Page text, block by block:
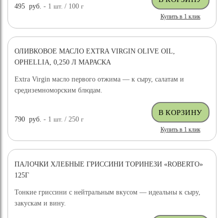
495 руб. - 1шт. / 100г
Купить в 1 клик
ОЛИВКОВОЕ МАСЛО EXTRA VIRGIN OLIVE OIL,
OPHELLIA, 0,250 Л МАРАСКА
Extra Virgin масло первого отжима — к сыру, салатам и
средиземноморским блюдам.
790 руб. - 1шт. / 250г
Купить в 1 клик
ПАЛОЧКИ ХЛЕБНЫЕ ГРИССИНИ ТОРИНЕЗИ «ROBERTO»
125Г
Тонкие гриссини с нейтральным вкусом — идеальны к сыру,
закускам и вину.